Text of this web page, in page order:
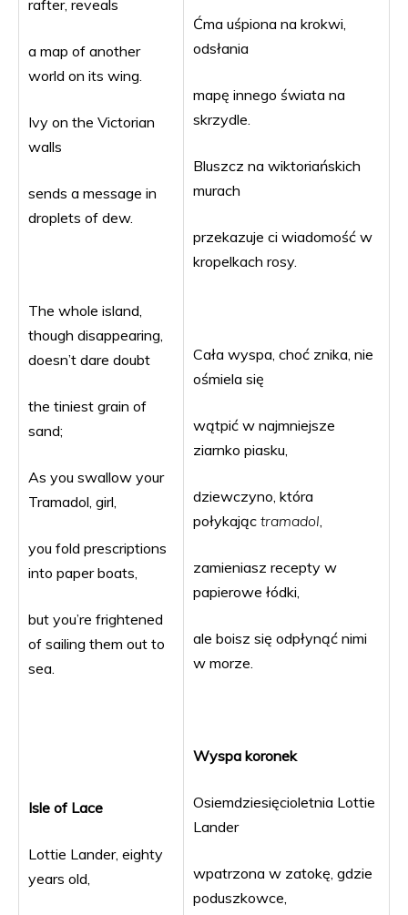
rafter, reveals
a map of another
world on its wing.
Ivy on the Victorian
walls
sends a message in
droplets of dew.
The whole island,
though disappearing,
doesn’t dare doubt
the tiniest grain of
sand;
As you swallow your
Tramadol, girl,
you fold prescriptions
into paper boats,
but you’re frightened
of sailing them out to
sea.
Isle of Lace
Lottie Lander, eighty
years old,
Ćma uśpiona na krokwi,
odsłania
mapę innego świata na
skrzydle.
Bluszcz na wiktoriańskich
murach
przekazuje ci wiadomość w
kropelkach rosy.
Cała wyspa, choć znika, nie
ośmiela się
wątpić w najmniejsze
ziarnko piasku,
dziewczyno, która
połykając tramadol,
zamieniasz recepty w
papierowe łódki,
ale boisz się odpłynąć nimi
w morze.
Wyspa koronek
Osiemdziesięcioletnia Lottie
Lander
wpatrzona w zatokę, gdzie
poduszkowce,